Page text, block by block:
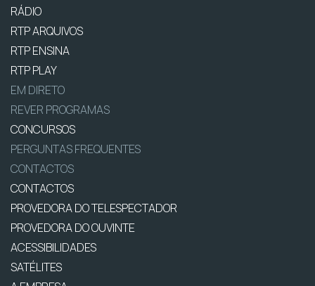
RÁDIO
RTP ARQUIVOS
RTP ENSINA
RTP PLAY
EM DIRETO
REVER PROGRAMAS
CONCURSOS
PERGUNTAS FREQUENTES
CONTACTOS
CONTACTOS
PROVEDORA DO TELESPECTADOR
PROVEDORA DO OUVINTE
ACESSIBILIDADES
SATÉLITES